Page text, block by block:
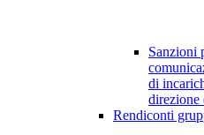
Sanzioni
di
direzione
Rendiconti